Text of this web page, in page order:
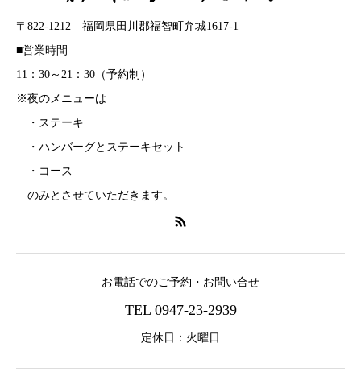
〒822-1212 福岡県田川郡福智町弁城1617-1
■営業時間
11：30～21：30（予約制）
※夜のメニューは
・ステーキ
・ハンバーグとステーキセット
・コース
のみとさせていただきます。
お電話でのご予約・お問い合せ
TEL 0947-23-2939
定休日：火曜日